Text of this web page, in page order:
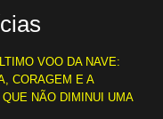
VOO DA NAVE:
CORAGEM E A
QUE NÃO DIMINUI UMA